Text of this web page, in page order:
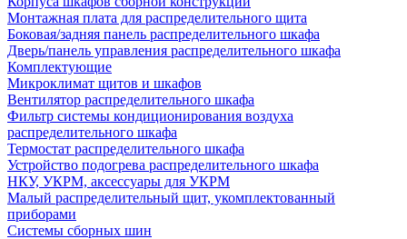
Монтажная плата для распределительного щита
Боковая/задняя панель распределительного шкафа
Дверь/панель управления распределительного шкафа
Комплектующие
Микроклимат щитов и шкафов
Вентилятор распределительного шкафа
Фильтр системы кондиционирования воздуха
распределительного шкафа
Термостат распределительного шкафа
Устройство подогрева распределительного шкафа
НКУ, УКРМ, аксессуары для УКРМ
Малый распределительный щит, укомплектованный
приборами
Системы сборных шин